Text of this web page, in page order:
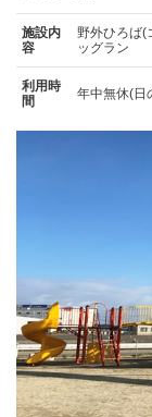
施設内
容
野外ひろば(
ッグラン
利用時
間
年中無休(日